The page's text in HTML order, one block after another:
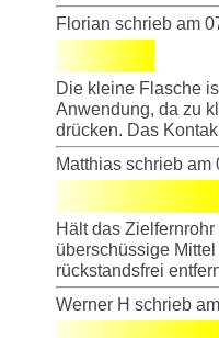
Florian schrieb am
Die kleine Flasche
Anwendung, da zu
drücken. Das
Matthias schrieb am
Hält das
überschüssige
rückstandsfrei
Werner H schrieb